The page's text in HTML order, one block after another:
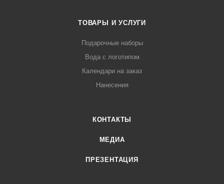
ТОВАРЫ И УСЛУГИ
Подарочные наборы
Вода с логотипом
Календари на заказ
Нанесения
КОНТАКТЫ
МЕДИА
ПРЕЗЕНТАЦИЯ